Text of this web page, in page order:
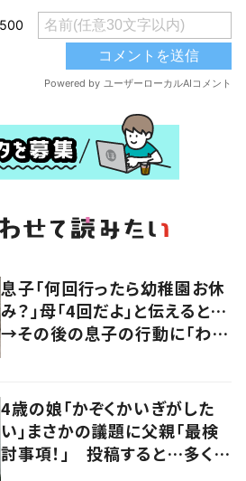
息子「何回行ったら幼稚園お休
み？」母「4回だよ」と伝えると…
→その後の息子の行動に「わか
4歳の娘「かぞくかいぎがした
い」まさかの議題に父親「最検
討事項！」 投稿すると…多くの